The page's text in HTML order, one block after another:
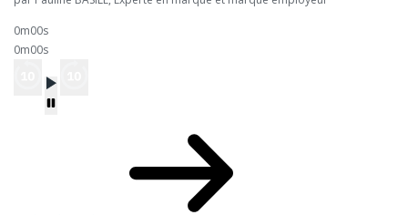
0m00s
0m00s